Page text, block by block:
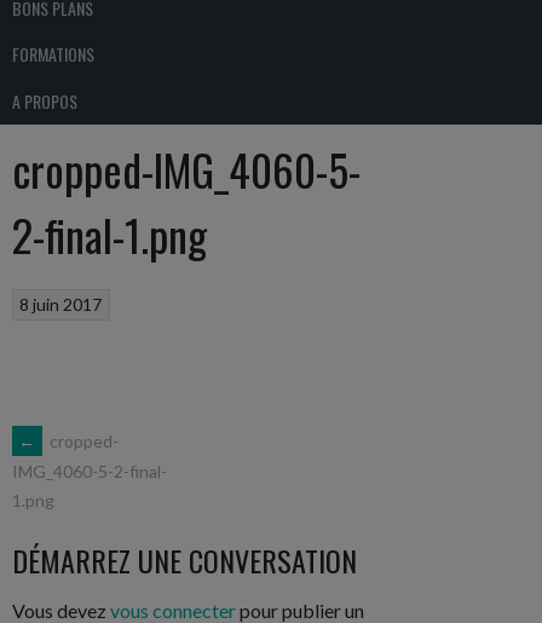
BONS PLANS
FORMATIONS
A PROPOS
cropped-IMG_4060-5-
2-final-1.png
8 juin 2017
NAVIGATION
DES
ARTICLES
←
cropped-
IMG_4060-5-2-final-
1.png
DÉMARREZ UNE CONVERSATION
Vous devez vous connecterpour publier un